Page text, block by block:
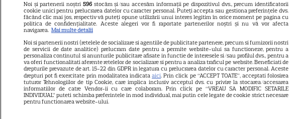
Noi și partenerii noștri 596stocăm și/sau accesăm informații pe dispozitivul dvs., precum identificatorii
cookie unici pentru prelucrarea datelor cu caracter personal. Puteți accepta sau gestiona preferințele dvs.
făcând clic mai jos, respectiv vă puteți opune utilizării unui interes legitim în orice moment pe pagina cu
politica de confidențialitate. Aceste alegeri vor fi raportate partenerilor noștri și nu vă vor afecta
navigarea. Mai multe detalii
Noi si partenerii nostri (retelele de socializare si agentiile de publicitate partenere, precum si furnizorii nostri
de servicii de date analitice) prelucram date pentru a permite website-ului sa functioneze, pentru a
personaliza continutul si anunturile publicitare afisate in functie de interesele si/sau profilul dvs., pentru a
va oferi functionalitati aferente retelelor de socializare si pentru a analiza traficul pe website. Beneficiati de
drepturile prevazute de art. 15-22 din GDPR in legatura cu prelucrarea datelor cu caracter personal. Aceste
drepturi pot fi exercitate prin modalitatea indicataaici. Prin click pe “ACCEPT TOATE”, acceptati folosirea
tuturor Tehnologiilor de tip Cookie, care implica inclusiv acceptul dvs. cu privire la stocarea/accesarea
informatiilor de catre Vendor-ii cu care colaboram. Prin click pe “VREAU SA MODIFIC SETARILE
INDIVIDUAL” puteti schimba preferintele in mod individual, mai putin cele legate de cookie strict necesare
pentru functionarea website-ului.